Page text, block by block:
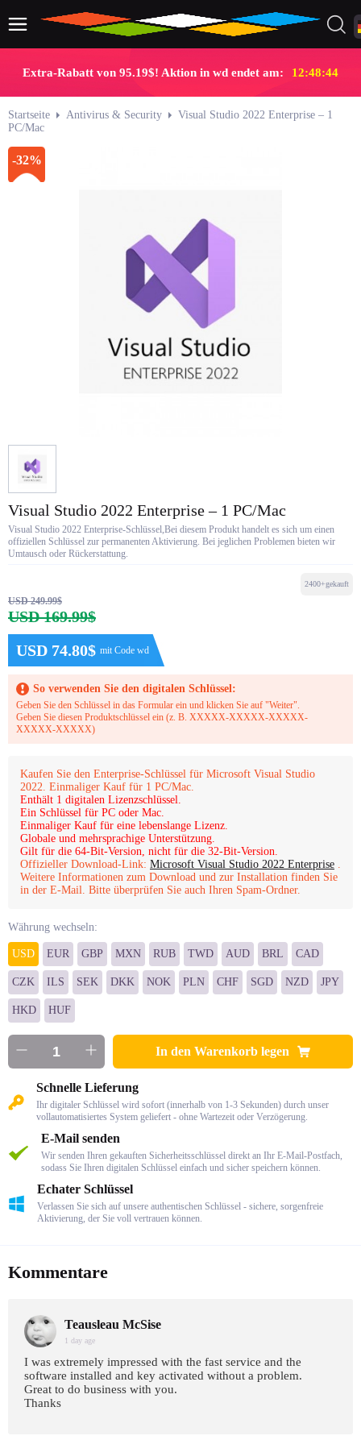
Extra-Rabatt von 95.19$! Aktion in wd endet am: 12:48:43
Startseite Antivirus & Security
Visual Studio 2022 Enterprise – 1
PC/Mac
-32%
Visual Studio 2022 Enterprise – 1 PC/Mac
Visual Studio 2022 Enterprise-Schlüssel,Bei diesem Produkt handelt es sich um einen
offiziellen Schlüssel zur permanenten Aktivierung. Bei jeglichen Problemen bieten wir
Umtausch oder Rückerstattung.
USD 249.99$
USD 169.99$
USD 74.80$ mit Code wd
2400+gekauft
So verwenden Sie den digitalen Schlüssel:
Geben Sie den Schlüssel in das Formular ein und klicken Sie auf "Weiter".
Geben Sie diesen Produktschlüssel ein (z. B. XXXXX-XXXXX-XXXXX-
XXXXX-XXXXX)
Kaufen Sie den Enterprise-Schlüssel für Microsoft Visual Studio
2022. Einmaliger Kauf für 1 PC/Mac.
Enthält 1 digitalen Lizenzschlüssel.
Ein Schlüssel für PC oder Mac.
Einmaliger Kauf für eine lebenslange Lizenz.
Globale und mehrsprachige Unterstützung.
Gilt für die 64-Bit-Version, nicht für die 32-Bit-Version.
Offizieller Download-Link: Microsoft Visual Studio 2022 Enterprise .
Weitere Informationen zum Download und zur Installation finden Sie
in der E-Mail. Bitte überprüfen Sie auch Ihren Spam-Ordner.
Währung wechseln:
USD EUR GBP MXN RUB TWD AUD BRL CAD
CZK ILS SEK DKK NOK PLN CHF SGD NZD JPY
HKD HUF
In den Warenkorb legen
Schnelle Lieferung
Ihr digitaler Schlüssel wird sofort (innerhalb von 1-3 Sekunden) durch unser
vollautomatisiertes System geliefert - ohne Wartezeit oder Verzögerung.
E-Mail senden
Wir senden Ihren gekauften Sicherheitsschlüssel direkt an Ihr E-Mail-Postfach,
sodass Sie Ihren digitalen Schlüssel einfach und sicher speichern können.
Echater Schlüssel
Verlassen Sie sich auf unsere authentischen Schlüssel - sichere, sorgenfreie
Aktivierung, der Sie voll vertrauen können.
Kommentare
Teausleau McSise
1 day age
I was extremely impressed with the fast service and the
software installed and key activated without a problem.
Great to do business with you.
Thanks